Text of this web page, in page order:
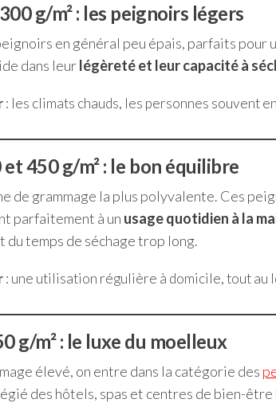
g/m² : les peignoirs légers
en général peu épais, parfaits
dans leurlégèreté et leur capacité à
: les climats chauds, les personnes souvent
450 g/m² : le bon équilibre
de grammage la plus polyvalente. Ces
parfaitement à un usage quotidien à la
du temps de séchage trop long.
: une utilisation régulière à domicile, tout au
g/m² : le luxe du moelleux
élevé, on entre dans la catégorie des
des hôtels, spas et centres de bien-